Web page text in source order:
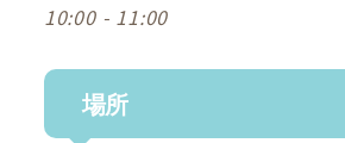
10:00 - 11:00
場所